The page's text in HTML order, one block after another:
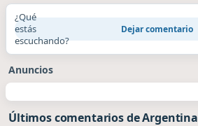
¿Qué
estás
escuchando?
Dejar comentario
Anuncios
Últimos comentarios de Argentina